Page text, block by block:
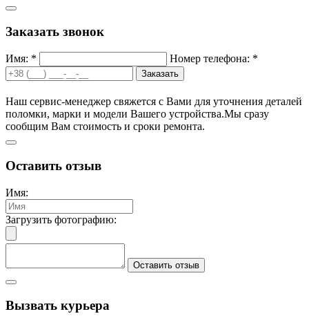
Заказать звонок
Имя: * Номер телефона: *
Заказать
Наш сервис-менеджер свяжется с Вами для уточнения деталей
поломки, марки и модели Вашего устройства.Мы сразу
сообщим Вам стоимость и сроки ремонта.
Оставить отзыв
Имя:
Загрузить фотографию:
Оставить отзыв
Вызвать курьера